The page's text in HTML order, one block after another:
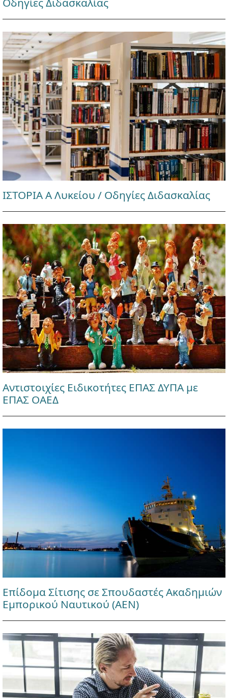
ΙΣΤΟΡΙΑ Α Λυκείου / Οδηγίες Διδασκαλίας
Αντιστοιχίες Ειδικοτήτες ΕΠΑΣ ΔΥΠΑ με
ΕΠΑΣ ΟΑΕΔ
Επίδομα Σίτισης σε Σπουδαστές Ακαδημιών
Εμπορικού Ναυτικού (ΑΕΝ)